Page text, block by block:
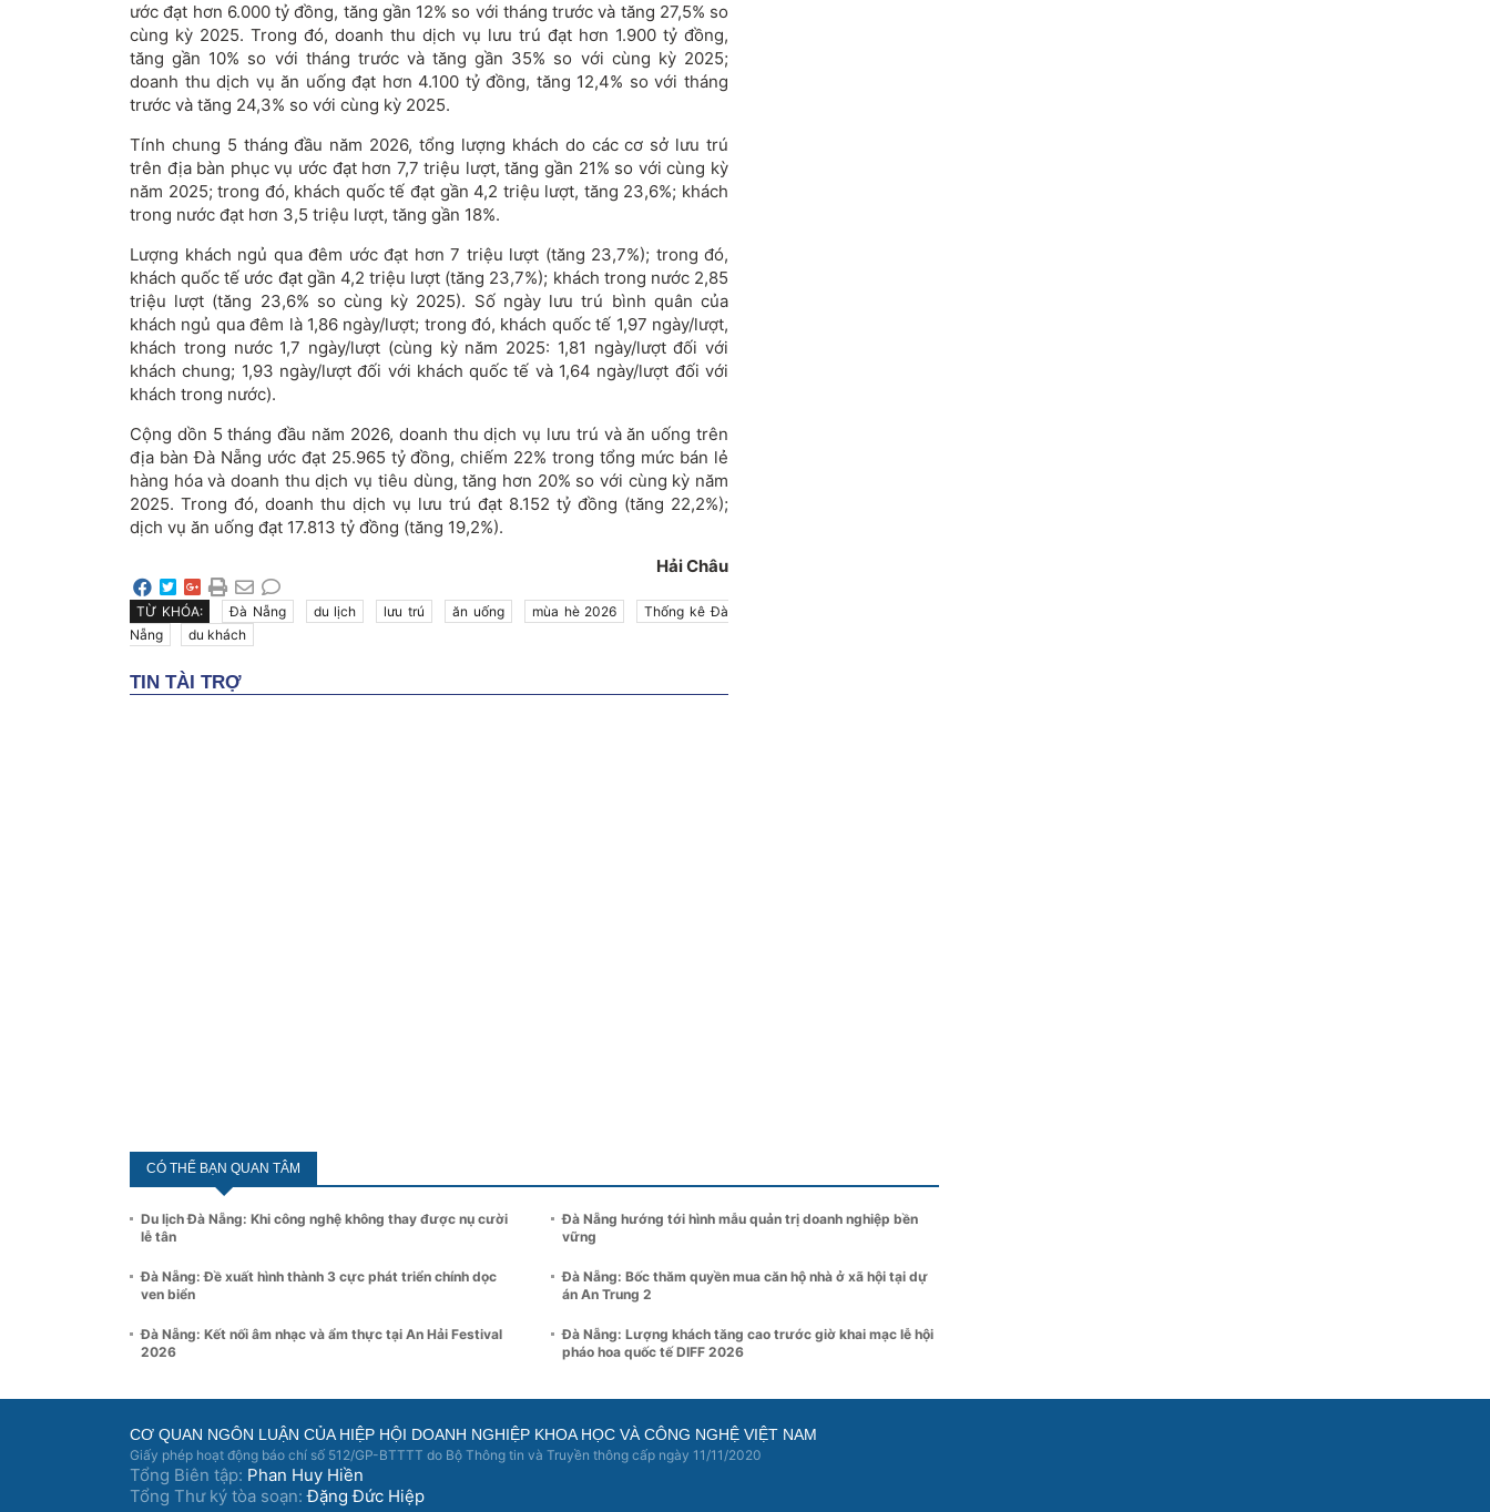
ước đạt hơn 6.000 tỷ đồng, tăng gần 12% so với tháng trước và tăng 27,5% so
cùng kỳ 2025. Trong đó, doanh thu dịch vụ lưu trú đạt hơn 1.900 tỷ đồng,
tăng gần 10% so với tháng trước và tăng gần 35% so với cùng kỳ 2025;
doanh thu dịch vụ ăn uống đạt hơn 4.100 tỷ đồng, tăng 12,4% so với tháng
trước và tăng 24,3% so với cùng kỳ 2025.
Tính chung 5 tháng đầu năm 2026, tổng lượng khách do các cơ sở lưu trú
trên địa bàn phục vụ ước đạt hơn 7,7 triệu lượt, tăng gần 21% so với cùng kỳ
năm 2025; trong đó, khách quốc tế đạt gần 4,2 triệu lượt, tăng 23,6%; khách
trong nước đạt hơn 3,5 triệu lượt, tăng gần 18%.
Lượng khách ngủ qua đêm ước đạt hơn 7 triệu lượt (tăng 23,7%); trong đó,
khách quốc tế ước đạt gần 4,2 triệu lượt (tăng 23,7%); khách trong nước 2,85
triệu lượt (tăng 23,6% so cùng kỳ 2025). Số ngày lưu trú bình quân của
khách ngủ qua đêm là 1,86 ngày/lượt; trong đó, khách quốc tế 1,97 ngày/lượt,
khách trong nước 1,7 ngày/lượt (cùng kỳ năm 2025: 1,81 ngày/lượt đối với
khách chung; 1,93 ngày/lượt đối với khách quốc tế và 1,64 ngày/lượt đối với
khách trong nước).
Cộng dồn 5 tháng đầu năm 2026, doanh thu dịch vụ lưu trú và ăn uống trên
địa bàn Đà Nẵng ước đạt 25.965 tỷ đồng, chiếm 22% trong tổng mức bán lẻ
hàng hóa và doanh thu dịch vụ tiêu dùng, tăng hơn 20% so với cùng kỳ năm
2025. Trong đó, doanh thu dịch vụ lưu trú đạt 8.152 tỷ đồng (tăng 22,2%);
dịch vụ ăn uống đạt 17.813 tỷ đồng (tăng 19,2%).
Hải Châu
TỪ KHÓA: Đà Nẵng du lịch lưu trú ăn uống mùa hè 2026
Thống kê Đà
Nẵng
du khách
CÓ THỂ BẠN QUAN TÂM
Du lịch Đà Nẵng: Khi công nghệ không thay được nụ cười
lễ tân
Đà Nẵng: Đề xuất hình thành 3 cực phát triển chính dọc
ven biển
Đà Nẵng: Kết nối âm nhạc và ẩm thực tại An Hải Festival
2026
Đà Nẵng hướng tới hình mẫu quản trị doanh nghiệp bền
vững
Đà Nẵng: Bốc thăm quyền mua căn hộ nhà ở xã hội tại dự
án An Trung 2
Đà Nẵng: Lượng khách tăng cao trước giờ khai mạc lễ hội
pháo hoa quốc tế DIFF 2026
CƠ QUAN NGÔN LUẬN CỦA HIỆP HỘI DOANH NGHIỆP KHOA HỌC VÀ CÔNG NGHỆ VIỆT NAM
Giấy phép hoạt động báo chí số 512/GP-BTTTT do Bộ Thông tin và Truyền thông cấp ngày 11/11/2020
Tổng Biên tập: Phan Huy Hiền
Tổng Thư ký tòa soạn:Đặng Đức Hiệp